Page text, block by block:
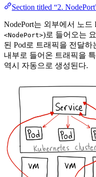
Section titled “2.
NodePort는 외부에서 노드
<NodePort>)로 들어오는
된 Pod로 트래픽을 전달
내부로 들어온 트래픽을
역시 자동으로 생성된다.